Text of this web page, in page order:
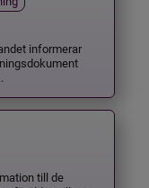
informerar
till de